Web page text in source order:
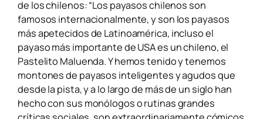
de los chilenos: “Los payasos chilenos son
famosos internacionalmente, y son los payasos
más apetecidos de Latinoamérica, incluso el
payaso más importante de USA es un chileno, el
Pastelito Maluenda. Y hemos tenido y tenemos
montones de payasos inteligentes y agudos que
desde la pista, y a lo largo de más de un siglo han
hecho con sus monólogos o rutinas grandes